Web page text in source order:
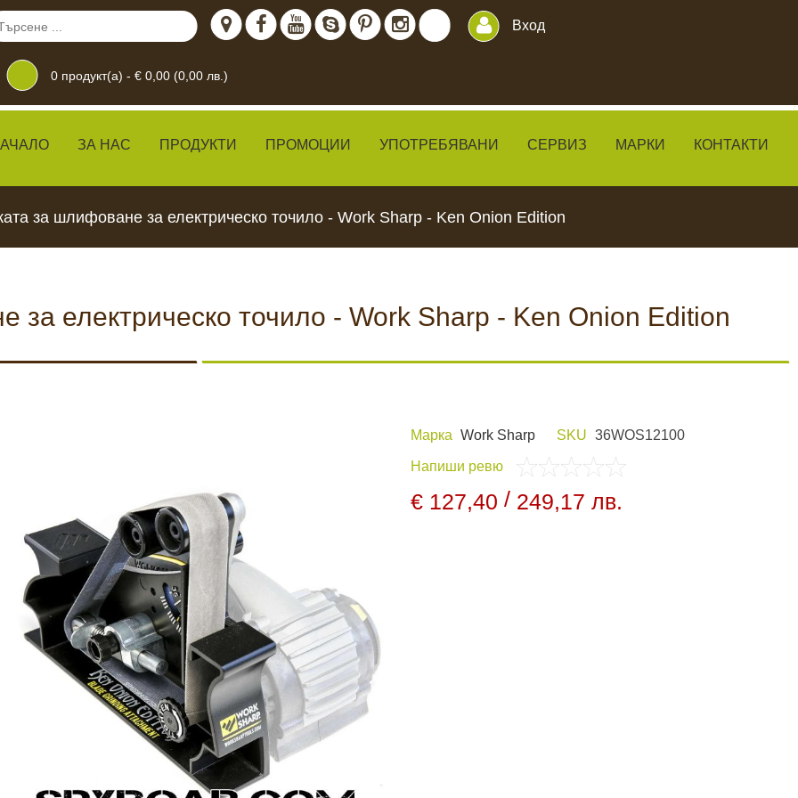
Вход
0продукт(а) - € 0,00 (0,00 лв.)
ЗА НАС ПРОДУКТИ ПРОМОЦИИ УПОТРЕБЯВАНИ СЕРВИЗ МАРКИ КОНТАКТИ
КАМЕРИ ЗА
ХРАНИЛКИ ЧАКАЛА
ЛОВНО ОБЛЕКЛО
АКУМУЛАТОРИ И БАТЕРИИ
СОЛАРНИ ПАНЕЛИ И
ЗАРЯДНИ
ЗА ПОДАРЪЦИ
за шлифоване за електрическо точило - Work Sharp - Ken Onion Edition
за електрическо точило - Work Sharp - Ken Onion Edition
Марка Work Sharp SKU 36WOS12100
Напиши ревю
€ 127,40 / 249,17 лв.